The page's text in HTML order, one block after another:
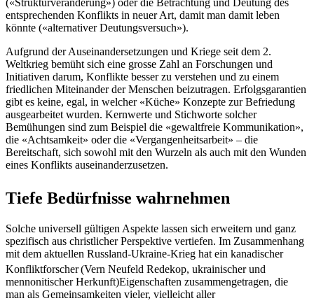
(«Strukturveränderung») oder die Betrachtung und Deutung des
entsprechenden Konflikts in neuer Art, damit man damit leben
könnte («alternativer Deutungsversuch»).
Aufgrund der Auseinandersetzungen und Kriege seit dem 2.
Weltkrieg bemüht sich eine grosse Zahl an Forschungen und
Initiativen darum, Konflikte besser zu verstehen und zu einem
friedlichen Miteinander der Menschen beizutragen. Erfolgsgarantien
gibt es keine, egal, in welcher «Küche» Konzepte zur Befriedung
ausgearbeitet wurden. Kernwerte und Stichworte solcher
Bemühungen sind zum Beispiel die «gewaltfreie Kommunikation»,
die «Achtsamkeit» oder die «Vergangenheitsarbeit» – die
Bereitschaft, sich sowohl mit den Wurzeln als auch mit den Wunden
eines Konflikts auseinanderzusetzen.
Tiefe Bedürfnisse wahrnehmen
Solche universell gültigen Aspekte lassen sich erweitern und ganz
spezifisch aus christlicher Perspektive vertiefen. Im Zusammenhang
mit dem aktuellen Russland-Ukraine-Krieg hat ein kanadischer
Konfliktforscher(Vern Neufeld Redekop, ukrainischer und
mennonitischer Herkunft)Eigenschaften zusammengetragen, die
man als Gemeinsamkeiten vieler, vielleicht aller